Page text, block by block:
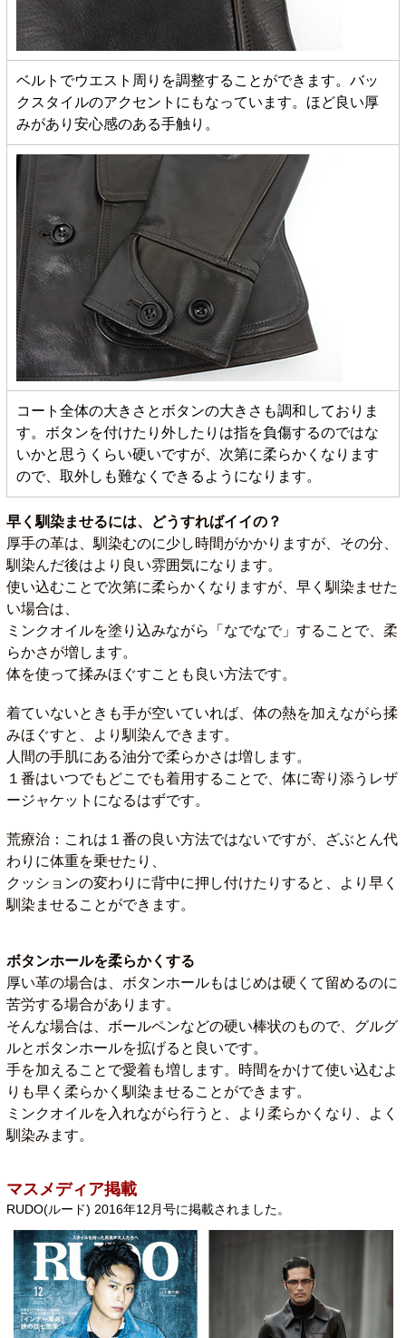
ベルトでウエスト周りを調整することができます。バッ
クスタイルのアクセントにもなっています。ほど良い厚
みがあり安心感のある手触り。
コート全体の大きさとボタンの大きさも調和しておりま
す。ボタンを付けたり外したりは指を負傷するのではな
いかと思うくらい硬いですが、次第に柔らかくなります
ので、取外しも難なくできるようになります。
早く馴染ませるには、どうすればイイの？
厚手の革は、馴染むのに少し時間がかかりますが、その分、
馴染んだ後はより良い雰囲気になります。
使い込むことで次第に柔らかくなりますが、早く馴染ませた
い場合は、
ミンクオイルを塗り込みながら「なでなで」することで、柔
らかさが増します。
体を使って揉みほぐすことも良い方法です。
着ていないときも手が空いていれば、体の熱を加えながら揉
みほぐすと、より馴染んできます。
人間の手肌にある油分で柔らかさは増します。
１番はいつでもどこでも着用することで、体に寄り添うレザ
ージャケットになるはずです。
荒療治：これは１番の良い方法ではないですが、ざぶとん代
わりに体重を乗せたり、
クッションの変わりに背中に押し付けたりすると、より早く
馴染ませることができます。
ボタンホールを柔らかくする
厚い革の場合は、ボタンホールもはじめは硬くて留めるのに
苦労する場合があります。
そんな場合は、ボールペンなどの硬い棒状のもので、グルグ
ルとボタンホールを拡げると良いです。
手を加えることで愛着も増します。時間をかけて使い込むよ
りも早く柔らかく馴染ませることができます。
ミンクオイルを入れながら行うと、より柔らかくなり、よく
馴染みます。
マスメディア掲載
RUDO(ルード) 2016年12月号に掲載されました。